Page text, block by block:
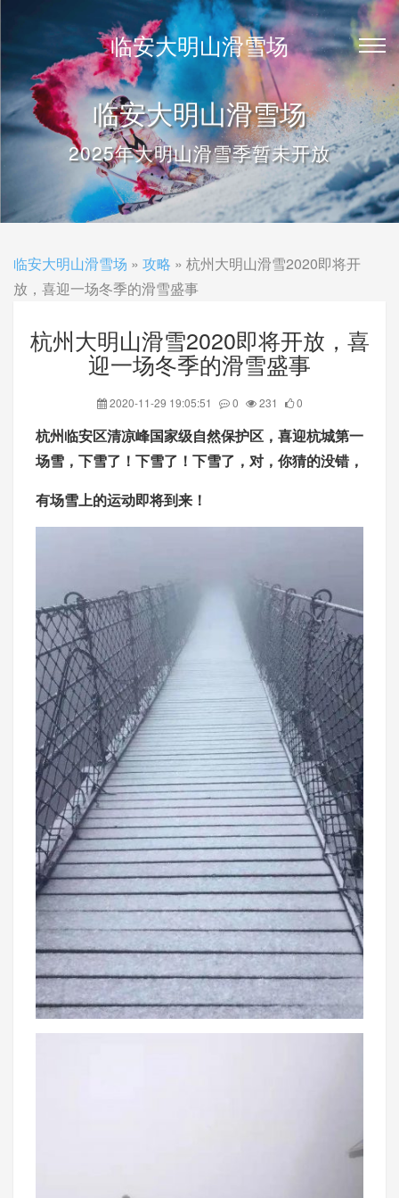
临安大明山滑雪场
临安大明山滑雪场
2025年大明山滑雪季暂未开放
临安大明山滑雪场 » 攻略 » 杭州大明山滑雪2020即将开
放，喜迎一场冬季的滑雪盛事
杭州大明山滑雪2020即将开放，喜
迎一场冬季的滑雪盛事
2020-11-29 19:05:51 0 231 0
杭州临安区清凉峰国家级自然保护区， 喜迎杭城第一
场雪， 下雪了！下雪了！下雪了， 对，你猜的没错，
有场雪上的运动即将到来！